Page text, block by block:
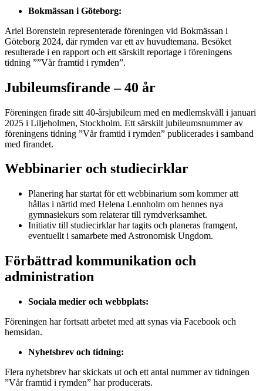
Bokmässan i Göteborg:
Ariel Borenstein representerade föreningen vid Bokmässan i
Göteborg 2024, där rymden var ett av huvudtemana. Besöket
resulterade i en rapport och ett särskilt reportage i föreningens
tidning ””Vår framtid i rymden”.
Jubileumsfirande – 40 år
Föreningen firade sitt 40-årsjubileum med en medlemskväll i januari
2025 i Liljeholmen, Stockholm. Ett särskilt jubileumsnummer av
föreningens tidning ”Vår framtid i rymden” publicerades i samband
med firandet.
Webbinarier och studiecirklar
Planering har startat för ett webbinarium som kommer att
hållas i närtid med Helena Lennholm om hennes nya
gymnasiekurs som relaterar till rymdverksamhet.
Initiativ till studiecirklar har tagits och planeras framgent,
eventuellt i samarbete med Astronomisk Ungdom.
Förbättrad kommunikation och
administration
Sociala medier och webbplats:
Föreningen har fortsatt arbetet med att synas via Facebook och
hemsidan.
Nyhetsbrev och tidning:
Flera nyhetsbrev har skickats ut och ett antal nummer av tidningen
”Vår framtid i rymden” har producerats.